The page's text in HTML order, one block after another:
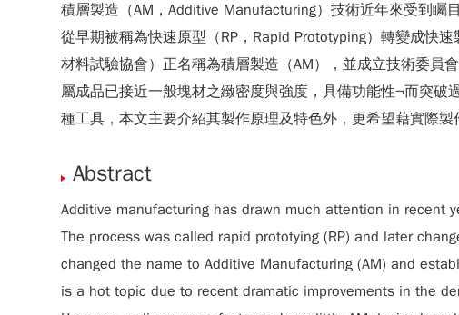
積層製造（AM，Additive Manufacturing）技術近年來受到
從早期被稱為快速原型（RP，Rapid Prototyping）轉變成快
材料試驗協會）正名稱為積層製造（AM），並成立技術委員
屬成品已接近一般塊材之緻密度與強度，具備功能性¬而突
種工具，本文主要介紹其製作原理及特色外，更希望藉實際
Abstract
Additive manufacturing has drawn much attention in
The process was called rapid prototying (RP) and later
changed the name to Additive Manufacturing (AM) and
is a hot topic due to recent dramatic improvements in the